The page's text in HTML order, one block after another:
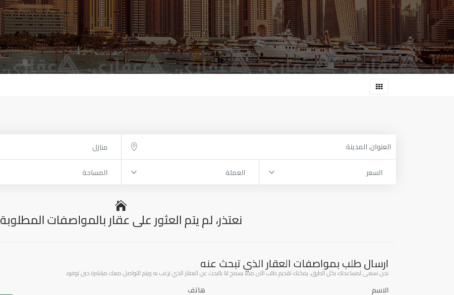
منازل
السعر
العملة المساحة
نعتذر، لم يتم العثور على عقار بالمواصفات المطلوبة
ارسال طلب بمواصفات العقار الذي تبحث عنه
نحن نسعى لمساعدتك بكل الطرق، يمكنك تقديم طلب الآن مما يسمح لنا بالبحث عن العقار الذي ترغب به ويتم التواصل معك مباشرة حين توفره.
الاسم
هاتف